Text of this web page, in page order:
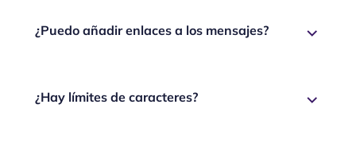
¿Puedo añadir enlaces a los mensajes?
¿Hay límites de caracteres?